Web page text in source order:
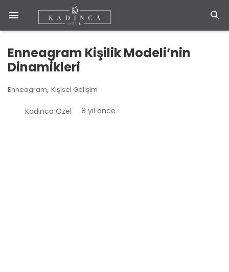
Enneagram Kişilik Modeli’nin
Dinamikleri
Enneagram, Kişisel Gelişim
Kadinca Özel 8 yıl önce